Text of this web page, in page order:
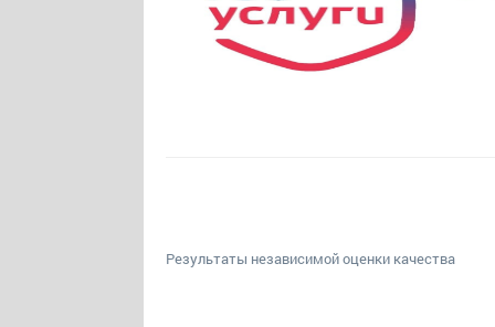
Результаты независимой оценки качества